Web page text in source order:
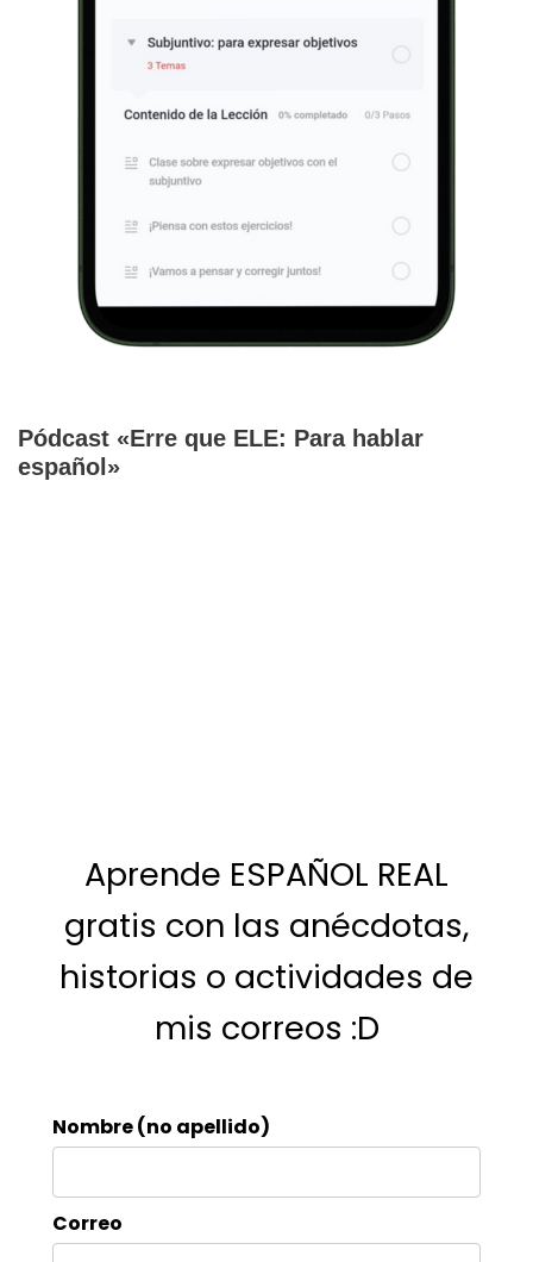
Pódcast «Erre que ELE: Para hablar
español»
Aprende ESPAÑOL REAL
gratis con las anécdotas,
historias o actividades de
mis correos :D
Nombre (no apellido)
Correo